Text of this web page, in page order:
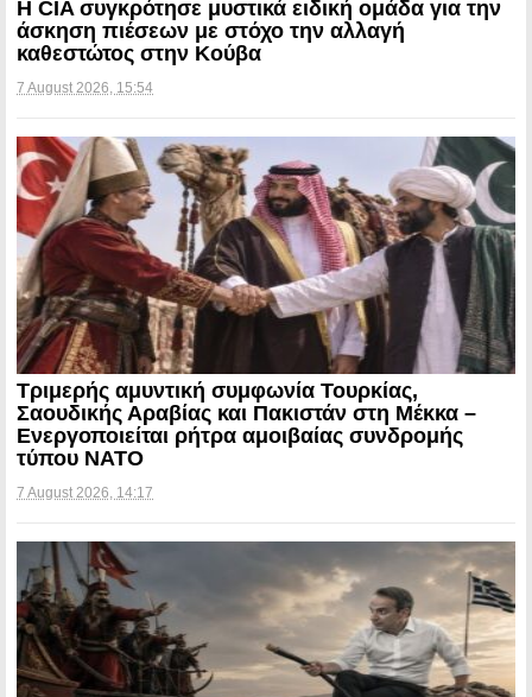
Η CIA συγκρότησε μυστικά ειδική ομάδα για την
άσκηση πιέσεων με στόχο την αλλαγή
καθεστώτος στην Κούβα
7 August 2026, 15:54
Τριμερής αμυντική συμφωνία Τουρκίας,
Σαουδικής Αραβίας και Πακιστάν στη Μέκκα –
Ενεργοποιείται ρήτρα αμοιβαίας συνδρομής
τύπου NATO
7 August 2026, 14:17